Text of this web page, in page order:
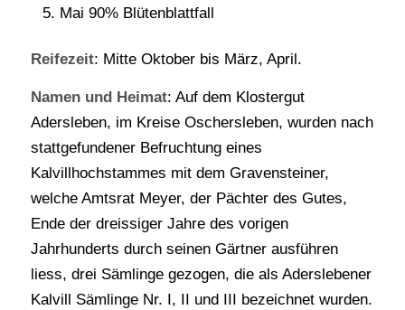
Mai 90% Blütenblattfall
Reifezeit: Mitte Oktober bis März, April.
Namen und Heimat: Auf dem Klostergut
Adersleben, im Kreise Oschersleben, wurden nach
stattgefundener Befruchtung eines
Kalvillhochstammes mit dem Gravensteiner,
welche Amtsrat Meyer, der Pächter des Gutes,
Ende der dreissiger Jahre des vorigen
Jahrhunderts durch seinen Gärtner ausführen
liess, drei Sämlinge gezogen, die als Aderslebener
Kalvill Sämlinge Nr. I, II und III bezeichnet wurden.